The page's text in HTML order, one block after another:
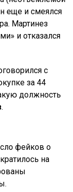
еще и смеялся
Мартинез
и отказался
с
за 44
должность
.
фейков о
на